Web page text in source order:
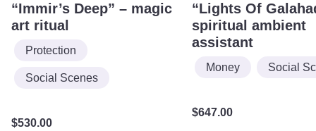
“Immir’s Deep” – magic
art ritual
Protection
Social Scenes
$530.00
“Lights Of
spiritual ambient
assistant
Money Social
$647.00